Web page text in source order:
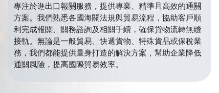
專注於進出口報關服務，提供專業、精準且高效的通關
方案。我們熟悉各國海關法規與貿易流程，協助客戶順
利完成報關、關務諮詢及相關手續，確保貨物流轉無縫
接軌。無論是一般貿易、快遞貨物、特殊貨品或保稅業
務，我們都能提供量身打造的解決方案，幫助企業降低
通關風險，提高國際貿易效率。